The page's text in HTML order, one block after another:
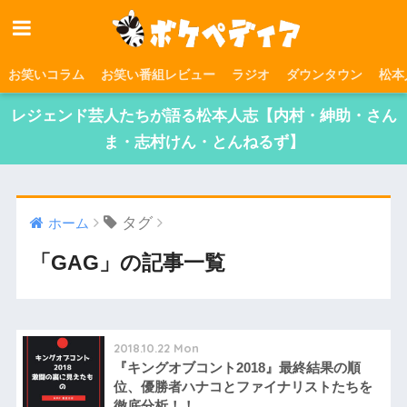
お笑いコラム お笑い番組レビュー ラジオ ダウンタウン 松本
レジェンド芸人たちが語る松本人志【内村・紳助・さん
ま・志村けん・とんねるず】
ホーム タグ
「GAG」の記事一覧
2018.10.22 Mon
『キングオブコント2018』最終結果の順
位、優勝者ハナコとファイナリストたちを